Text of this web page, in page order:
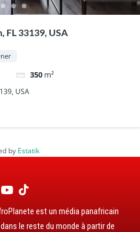
FL 33139, USA
350 m²
USA
by Estatik
est un média panafricain
le reste du monde à partir de